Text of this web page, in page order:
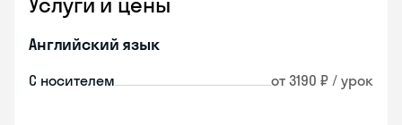
Английский язык
С носителем от 3190 ₽ / урок